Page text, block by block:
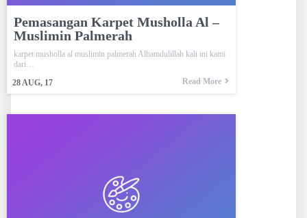
Pemasangan Karpet Musholla Al –
Muslimin Palmerah
28 AUG, 17
karpet musholla al muslimin palmerah Alhamdulillah kali ini kami
dari…
Read More